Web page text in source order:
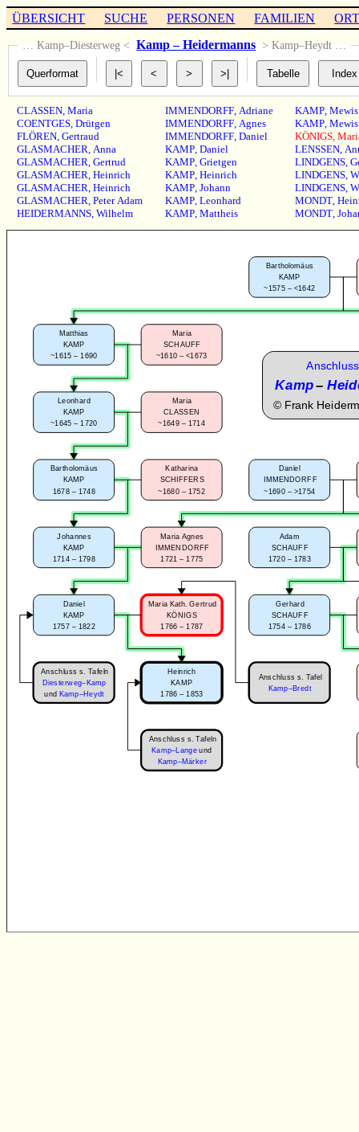
ÜBERSICHT SUCHE PERSONEN FAMILIEN
… Kamp–Diesterweg < Kamp – Heidermanns > Kamp–Heydt …
CLASSEN,Maria
COENTGES,Drütgen
FLÖREN,Gertraud
GLASMACHER,Anna
GLASMACHER,Gertrud
GLASMACHER,Heinrich
GLASMACHER,Heinrich
GLASMACHER,Peter Adam
HEIDERMANNS,Wilhelm
IMMENDORFF, Adriane
IMMENDORFF, Agnes
IMMENDORFF, Daniel
KAMP, Daniel
KAMP, Grietgen
KAMP, Heinrich
KAMP, Johann
KAMP, Leonhard
KAMP, Mattheis
KAMP, Mewis
KAMP, Mewis
KÖNIGS,
LENSSEN,
LINDGENS,
LINDGENS,
LINDGENS,
MONDT,
MONDT,
Heinrich
KAMP
1786 – 1853
Daniel
KAMP
1757 – 1822
Maria Kath. Gertrud
KÖNIGS
1766 – 1787
Johannes
KAMP
1714 – 1798
Maria Agnes
IMMENDORFF
1721 – 1775
Daniel
IMMENDORFF
~1690 – >1754
Adam
SCHAUFF
1720 – 1783
Gerhard
SCHAUFF
1754 – 1786
Bartholomäus
KAMP
1678 – 1748
Katharina
SCHIFFERS
~1680 – 1752
Leonhard
KAMP
~1645 – 1720
Maria
CLASSEN
~1649 – 1714
Matthias
KAMP
~1615 – 1690
Maria
SCHAUFF
~1610 – <1673
Bartholomäus
KAMP
~1575 – <1642
Anschluss s. Tafeln
Diesterweg–Kamp
undKamp–Heydt
Anschluss s. Tafeln
Kamp–Langeund
Kamp–Märker
Anschluss s. Tafel
Kamp–Bredt
Kamp–
© Frank